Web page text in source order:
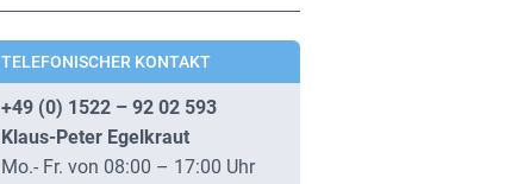
TELEFONISCHER KONTAKT
+49 (0) 1522 – 92 02 593
Klaus-Peter Egelkraut
Mo.- Fr. von 08:00 – 17:00 Uhr